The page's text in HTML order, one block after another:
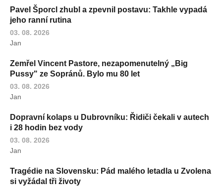
Pavel Šporcl zhubl a zpevnil postavu: Takhle vypadá
jeho ranní rutina
03. 08. 2026
Jan
Zemřel Vincent Pastore, nezapomenutelný „Big
Pussy" ze Sopránů. Bylo mu 80 let
03. 08. 2026
Jan
Dopravní kolaps u Dubrovníku: Řidiči čekali v autech
i 28 hodin bez vody
03. 08. 2026
Jan
Tragédie na Slovensku: Pád malého letadla u Zvolena
si vyžádal tři životy